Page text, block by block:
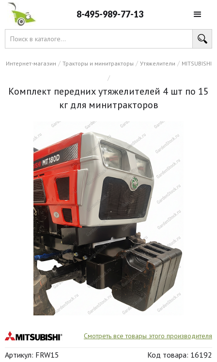
8-495-989-77-13
Интернет-магазин / Тракторы и минитракторы / Утяжелители / MITSUBISHI
/
Комплект передних утяжелителей 4 шт по 15
кг для минитракторов
Смотреть все товары этого производителя
Артикул: FRW15 Код товара: 16192